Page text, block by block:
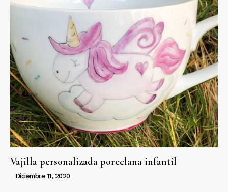
Vajilla personalizada porcelana infantil
Diciembre 11, 2020